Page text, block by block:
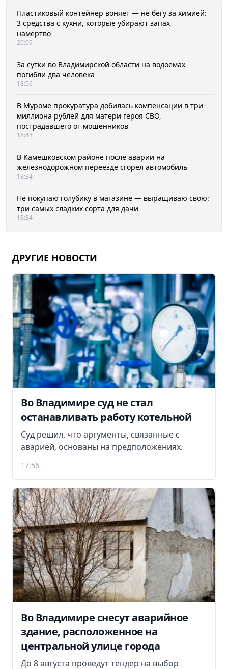
Пластиковый контейнер воняет — не бегу за химией:
3 средства с кухни, которые убирают запах
намертво
20:09
За сутки во Владимирской области на водоемах
погибли два человека
18:56
В Муроме прокуратура добилась компенсации в три
миллиона рублей для матери героя СВО,
пострадавшего от мошенников
18:43
В Камешковском районе после аварии на
железнодорожном переезде сгорел автомобиль
18:34
Не покупаю голубику в магазине — выращиваю свою:
три самых сладких сорта для дачи
18:34
ДРУГИЕ НОВОСТИ
Во Владимире суд не стал
останавливать работу котельной
Суд решил, что аргументы, связанные с
аварией, основаны на предположениях.
17:56
Во Владимире снесут аварийное
здание, расположенное на
центральной улице города
До 8 августа проведут тендер на выбор